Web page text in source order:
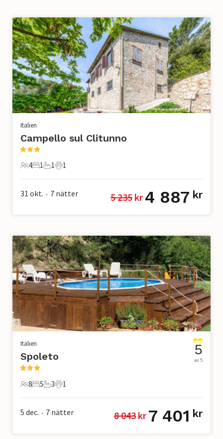
Italien
Campello sul Clitunno
4 Gäster
4
1 Sovrum
1
1 Badrum
1
1 Husdjur
1
31 okt. • 7 nätter 5 235 kr 4 887 kr
Italien
Spoleto
8 Gäster
8
5 Sovrum
5
3 Badrum
3
1 Husdjur
1
5
av 5
5 dec. • 7 nätter 8 043 kr 7 401 kr